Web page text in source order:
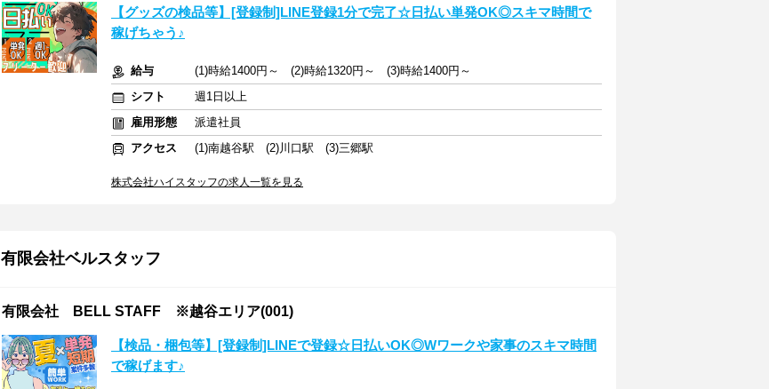
【グッズの検品等】[登録制]LINE登録1分で完了☆日払い単発OK◎スキマ時間で
稼げちゃう♪
給与
(1)時給1400円～ (2)時給1320円～ (3)時給1400円～
シフト
週1日以上
雇用形態
派遣社員
アクセス
(1)南越谷駅 (2)川口駅 (3)三郷駅
株式会社ハイスタッフの求人一覧を見る
有限会社ベルスタッフ
有限会社 BELL STAFF ※越谷エリア(001)
【検品・梱包等】[登録制]LINEで登録☆日払いOK◎Wワークや家事のスキマ時間
で稼げます♪